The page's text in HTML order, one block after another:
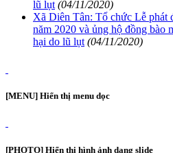
lũ lụt (04/11/2020)
Xã Diên Tân: Tổ chức Lễ phát
năm 2020 và ủng hộ đồng bào
hại do lũ lụt (04/11/2020)
[MENU] Hiển thị menu dọc
[PHOTO] Hiển thị hình ảnh dạng slide